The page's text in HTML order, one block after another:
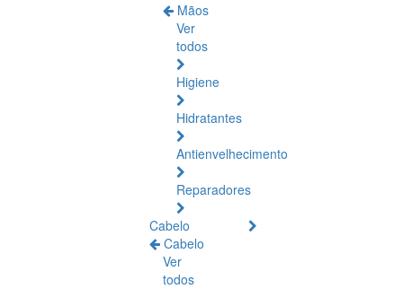
Mãos
Ver
todos
Higiene
Hidratantes
Antienvelhecimento
Reparadores
Cabelo
Cabelo
Ver
todos